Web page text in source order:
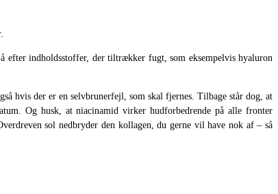
indholdsstoffer, der tiltrækker fugt, som eksempelvis hyaluron
hvis der er en selvbrunerfejl, som skal fjernes. Tilbage står dog, at
Og husk, at niacinamid virker hudforbedrende på alle fronter
sol nedbryder den kollagen, du gerne vil have nok af – så